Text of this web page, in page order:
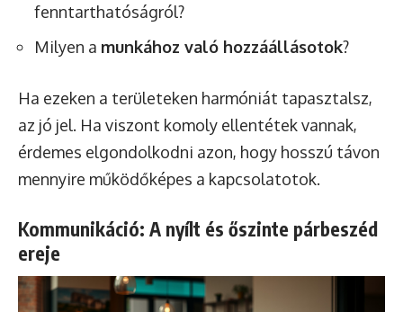
fenntarthatóságról?
Milyen a munkához való hozzáállásotok?
Ha ezeken a területeken harmóniát tapasztalsz,
az jó jel. Ha viszont komoly ellentétek vannak,
érdemes elgondolkodni azon, hogy hosszú távon
mennyire működőképes a kapcsolatotok.
Kommunikáció: A nyílt és őszinte párbeszéd
ereje